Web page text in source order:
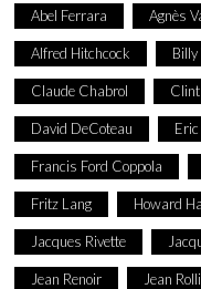
Abel Ferrara Agnès
Alfred Hitchcock
Claude Chabrol
David DeCoteau
Francis Ford Coppola
Fritz Lang Howard
Jacques Rivette
Jean Renoir Jean